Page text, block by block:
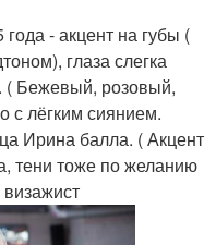
- акцент на губы (
глаза слегка
( Бежевый, розовый,
с лёгким сиянием.
Ирина балла. ( Акцент
тени тоже по желанию